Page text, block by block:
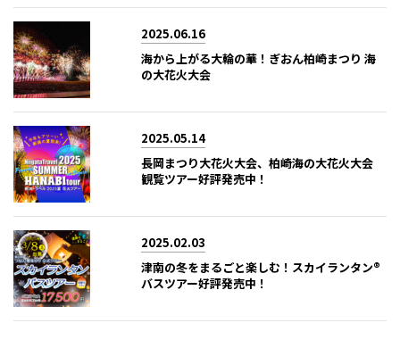
2025.06.16
海から上がる大輪の華！ぎおん柏崎まつり 海
の大花火大会
2025.05.14
長岡まつり大花火大会、柏崎海の大花火大会
観覧ツアー好評発売中！
2025.02.03
津南の冬をまるごと楽しむ！スカイランタン®
バスツアー好評発売中！